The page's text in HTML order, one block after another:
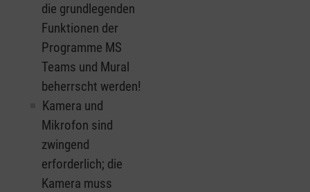
die grundlegenden
Funktionen der
Programme MS
Teams und Mural
beherrscht werden!
Kamera und
Mikrofon sind
zwingend
erforderlich; die
Kamera muss